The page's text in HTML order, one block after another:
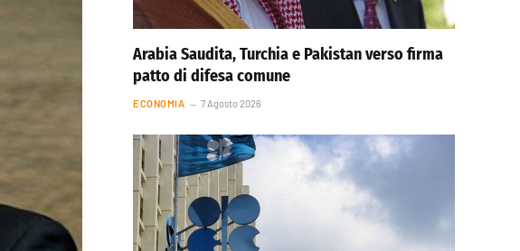
Arabia Saudita, Turchia e Pakistan verso firma
patto di difesa comune
ECONOMIA 7 Agosto 2026